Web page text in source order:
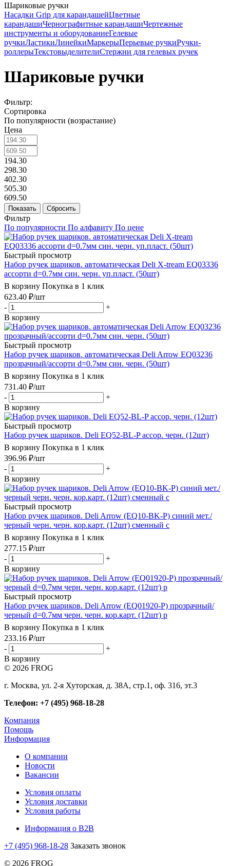
Шариковые ручки
Насадки Grip для карандашейЦветные
карандашиЧернографитные карандашиЧертежные
инструменты и оборудованиеГелевые
ручкиЛастикиЛинейкиМаркерыПерьевые ручкиРучки-
роллерыТекстовыделителиСтержни для гелевых ручек
Шариковые ручки
Фильтр:
Сортировка
По популярности (возрастание)
Цена
194.30
298.30
402.30
505.30
609.50
Показать Сбросить
Фильтр
По популярности По алфавиту По цене
Быстрый просмотр
Набор ручек шариков. автоматическая Deli X-tream EQ03336
ассорти d=0.7мм син. черн. уп.пласт. (50шт)
В корзину Покупка в 1 клик
623.40 ₽/шт
-
+
В корзину
Быстрый просмотр
Набор ручек шариков. автоматическая Deli Arrow EQ03236
прозрачный/ассорти d=0.7мм син. черн. (50шт)
В корзину Покупка в 1 клик
731.40 ₽/шт
-
+
В корзину
Быстрый просмотр
Набор ручек шариков. Deli EQ52-BL-P ассор. черн. (12шт)
В корзину Покупка в 1 клик
396.96 ₽/шт
-
+
В корзину
Быстрый просмотр
Набор ручек шариков. Deli Arrow (EQ10-BK-P) синий мет./
черный черн. черн. кор.карт. (12шт) сменный с
В корзину Покупка в 1 клик
277.15 ₽/шт
-
+
В корзину
Быстрый просмотр
Набор ручек шариков. Deli Arrow (EQ01920-P) прозрачный/
черный d=0.7мм черн. черн. кор.карт. (12шт) р
В корзину Покупка в 1 клик
233.16 ₽/шт
-
+
В корзину
© 2026 FROG
г. Москва, ул. 2-я Хуторская, д. 38А, стр.1, оф. 316, эт.3
Телефон: +7 (495) 968-18-28
Компания
Помощь
Информация
О компании
Новости
Вакансии
Условия оплаты
Условия доставки
Условия работы
Информация о B2B
+7 (495) 968-18-28 Заказать звонок
© 2026 FROG